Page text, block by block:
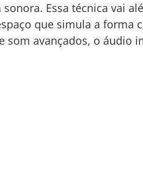
Essa técnica vai
que simula a forma
avançados, o áudio